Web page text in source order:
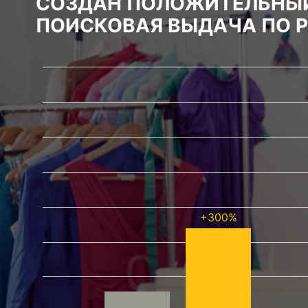
ПОИСКОВАЯ ВЫДАЧА ПО
+300%
+300%